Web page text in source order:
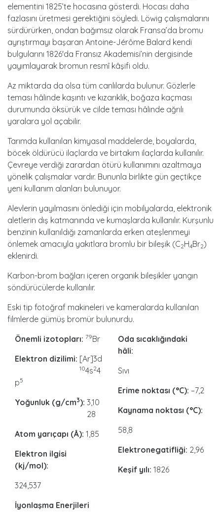
elementini 1825’te hocasına gösterdi. Hocası daha
fazlasını üretmesi gerektiğini söyledi. Löwig çalışmalarını
sürdürürken, ondan bağımsız olarak Fransa’da bromu
ayrıştırmayı başaran Antoine-Jérôme Balard kendi
bulgularını 1826'da Fransız Akademisi’nin dergisinde
yayımlayarak bromun resmî kâşifi oldu.
Az miktarda da olsa tüm canlılarda bulunur. Gözlerle
teması hâlinde kaşıntı ve kızarıklık, boğaza kaçması
durumunda öksürük ve cilde teması hâlinde ağrılı
yaralara yol açabilir.
Tarımda kullanılan kimyasal maddelerde, boyalarda,
böcek öldürücü ilaçlarda ve birtakım ilaçlarda kullanılır.
Çevreye verdiği zarardan ötürü kullanımını azaltmaya
yönelik çalışmalar vardır. Bununla birlikte gün geçtikçe
yeni kullanım alanları bulunuyor.
Alevlerin yayılmasını önlediği için mobilyalarda, elektronik
aletlerin dış katmanında ve kumaşlarda kullanılır. Kurşunlu
benzinin kullanıldığı zamanlarda erken ateşlenmeyi
önlemek amacıyla yakıtlara bromlu bir bileşik (C2H4Br2)
eklenirdi.
Karbon-brom bağları içeren organik bileşikler yangın
söndürücülerde kullanılır.
Eski tip fotoğraf makineleri ve kameralarda kullanılan
filmlerde gümüş bromür bulunurdu.
Önemli izotopları: 79Br
Elektron dizilimi: [Ar]3d
104s24
p5
Yoğunluk (g/cm3): 3,10
28
Atom yarıçapı (Å): 1,85
Elektron ilgisi
(kj/mol):
324,537
Oda sıcaklığındaki
hâli:
Sıvı
Erime noktası (°C): –7,2
Kaynama noktası (°C):
58,8
Elektronegatifliği: 2,96
Keşif yılı: 1826
İyonlaşma Enerjileri